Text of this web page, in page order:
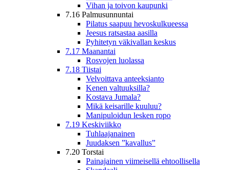
Vihan ja toivon kaupunki
7.16 Palmusunnuntai
Pilatus saapuu hevoskulkueessa
Jeesus ratsastaa aasilla
Pyhitetyn väkivallan keskus
7.17 Maanantai
Rosvojen luolassa
7.18 Tiistai
Velvoittava anteeksianto
Kenen valtuuksilla?
Kostava Jumala?
Mikä keisarille kuuluu?
Manipuloidun lesken ropo
7.19 Keskiviikko
Tuhlaajanainen
Juudaksen ”kavallus”
7.20 Torstai
Painajainen viimeisellä ehtoollisella